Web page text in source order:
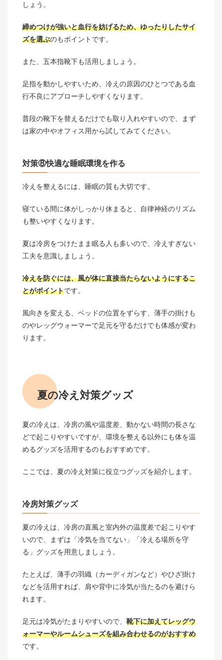
しょう。
締めつけが強いと血行を妨げるため、ゆったりしたサイ
ズを選ぶのもポイントです。
また、五本指靴下も活用しましょう。
足指を動かしやすいため、冷えの原因のひとつである血
行不良にアプローチしやすくなります。
普段の靴下を替えるだけでも取り入れやすいので、まず
は家の中やオフィス用から試してみてください。
対策⑧快適な睡眠環境を作る
冷えを整えるには、睡眠の質も大切です。
寝ている間に体がしっかり休まると、自律神経のリズム
も整いやすくなります。
夏は冷房をつけたまま眠る人も多いので、冷えすぎない
工夫を意識しましょう。
冷えを防ぐには、風が体に直接当たらないようにするこ
とがポイントです。
風向きを変える、ベッドの位置をずらす、薄手の掛けも
のやレッグウォーマーで足元を守るだけでも体感が変わ
ります。
夏の冷え対策グッズ
夏の冷えは、冷房の風や温度差、動かない時間の長さな
どで起こりやすいですが、環境を整える以外にも体を温
めるグッズを活用するのもおすすめです。
ここでは、夏の冷え対策に役立つグッズを紹介します。
冷房対策グッズ
夏の冷えは、冷房の直風と室内外の温度差で起こりやす
いので、まずは「冷気を当てない」「冷える場所を守
る」グッズを用意しましょう。
たとえば、薄手の羽織（カーディガンなど）やひざ掛け
などを活用すれば、肩や背中に冷気が当たるのを避けら
れます。
足元は冷気がたまりやすいので、 靴下に加えてレッグウ
ォーマーやルームシューズを組み合わせるのがおすすめ
です。